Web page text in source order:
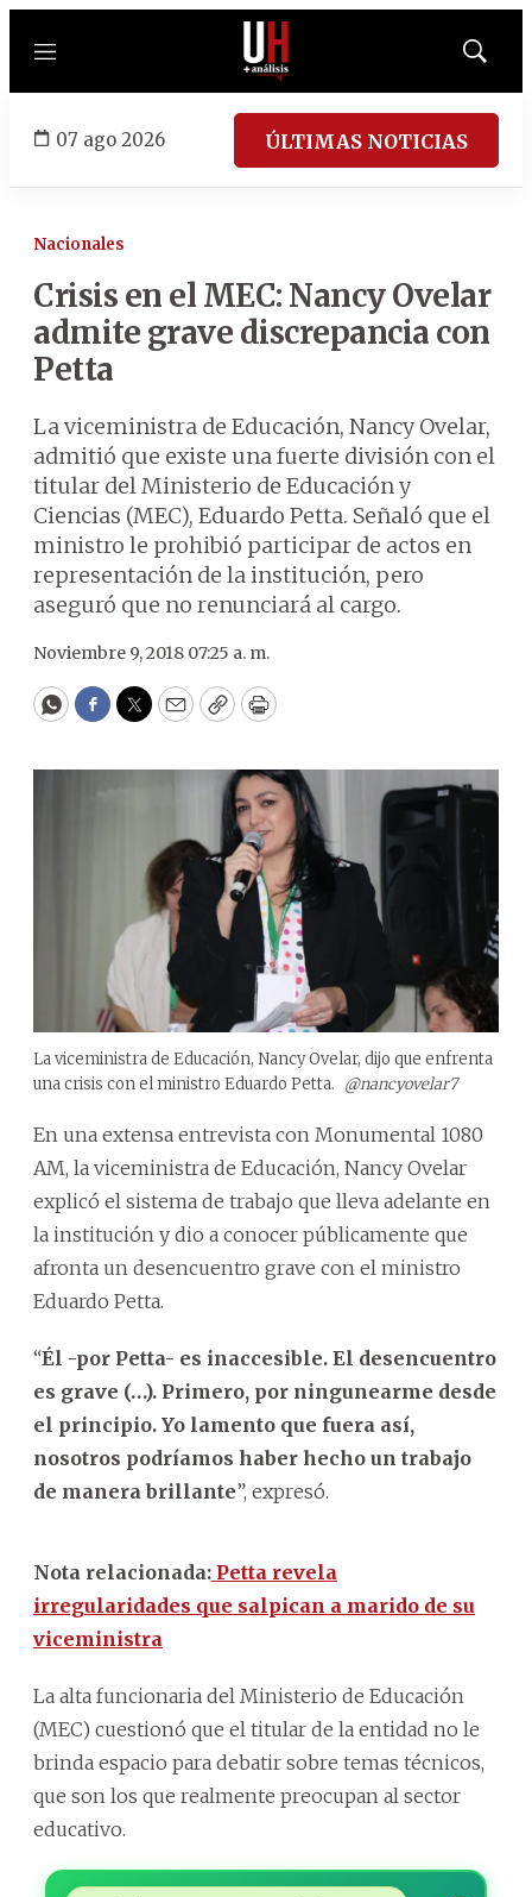
Menú
Mostrar
07 ago 2026 ÚLTIMAS NOTICIAS
Nacionales
Crisis en el MEC: Nancy Ovelar
admite grave discrepancia con
Petta
La viceministra de Educación, Nancy Ovelar,
admitió que existe una fuerte división con el
titular del Ministerio de Educación y
Ciencias (MEC), Eduardo Petta. Señaló que el
ministro le prohibió participar de actos en
representación de la institución, pero
aseguró que no renunciará al cargo.
Noviembre 9, 2018 07:25 a. m.
WhatsApp
Facebook
Twitter
EmailCopyPrint
La viceministra de Educación, Nancy Ovelar, dijo que enfrenta
una crisis con el ministro Eduardo Petta. @nancyovelar7
En una extensa entrevista con Monumental 1080
AM, la viceministra de Educación, Nancy Ovelar
explicó el sistema de trabajo que lleva adelante en
la institución y dio a conocer públicamente que
afronta un desencuentro grave con el ministro
Eduardo Petta.
“Él -por Petta- es inaccesible. El desencuentro
es grave (…). Primero, por ningunearme desde
el principio. Yo lamento que fuera así,
nosotros podríamos haber hecho un trabajo
de manera brillante”, expresó.
Nota relacionada: Petta revela
irregularidades que salpican a marido de su
viceministra
La alta funcionaria del Ministerio de Educación
(MEC) cuestionó que el titular de la entidad no le
brinda espacio para debatir sobre temas técnicos,
que son los que realmente preocupan al sector
educativo.